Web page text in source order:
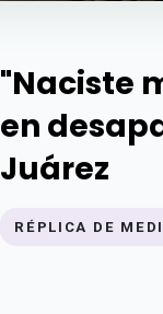
"Naciste
en
Juárez
RÉPLICA DE